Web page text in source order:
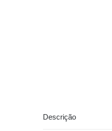
Descrição